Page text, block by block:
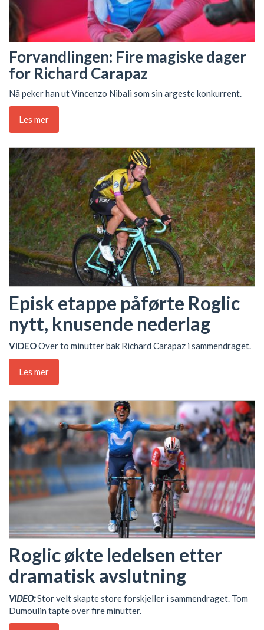
Forvandlingen: Fire magiske dager
for Richard Carapaz
Nå peker han ut Vincenzo Nibali som sin argeste konkurrent.
Les mer
Episk etappe påførte Roglic
nytt, knusende nederlag
VIDEOOver to minutter bak Richard Carapaz i sammendraget.
Les mer
Roglic økte ledelsen etter
dramatisk avslutning
VIDEO:Stor velt skapte store forskjeller i sammendraget. Tom
Dumoulin tapte over fire minutter.